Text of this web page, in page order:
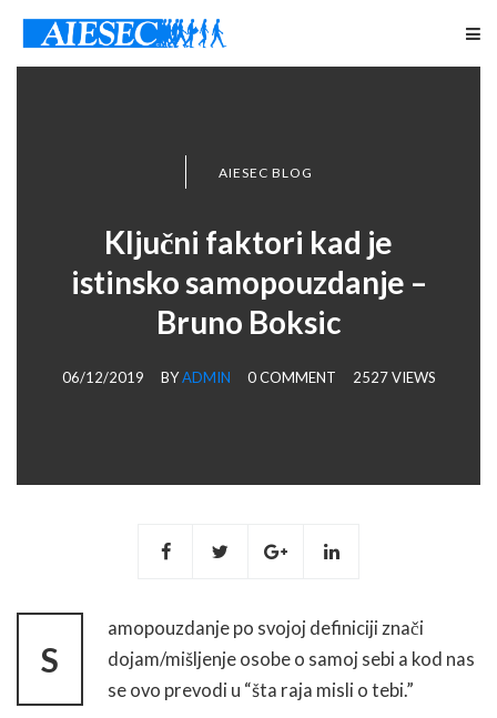
AIESEC BLOG
Ključni faktori kad je
istinsko samopouzdanje –
Bruno Boksic
06/12/2019 BYADMIN 0 COMMENT 2527 VIEWS
S
amopouzdanje po svojoj definiciji znači
dojam/mišljenje osobe o samoj sebi a kod nas
se ovo prevodi u “šta raja misli o tebi.”